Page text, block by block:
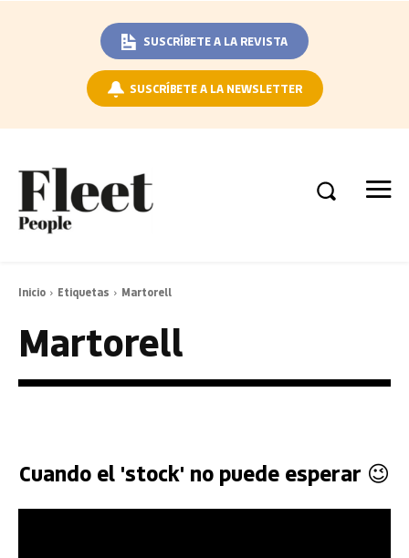
SUSCRÍBETE A LA REVISTA
SUSCRÍBETE A LA NEWSLETTER
Inicio Etiquetas Martorell
Martorell
Cuando el 'stock' no puede esperar 😉